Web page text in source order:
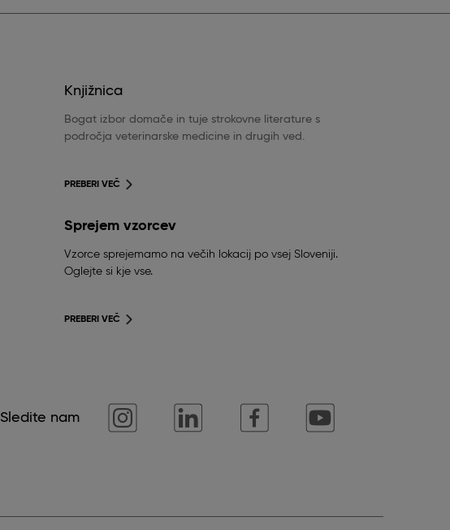
Knjižnica
Bogat izbor domače in tuje strokovne literature s
področja veterinarske medicine in drugih ved.
PREBERI VEČ
Sprejem vzorcev
Vzorce sprejemamo na večih lokacij po vsej Sloveniji.
Oglejte si kje vse.
PREBERI VEČ
Sledite nam